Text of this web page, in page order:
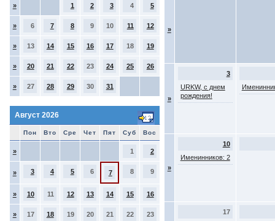
» 1 2 3 4 5
» 6 7 8 9 10 11 12
» 13 14 15 16 17 18 19
» 20 21 22 23 24 25 26
» 27 28 29 30 31
Август 2026
Пон Вто Сре Чет Пят Суб Вос
» 1 2
» 3 4 5 6 7 8 9
» 10 11 12 13 14 15 16
» 17 18 19 20 21 22 23
»
»
3
URKW, с днем
рождения!
»
10
Именинников: 2
17